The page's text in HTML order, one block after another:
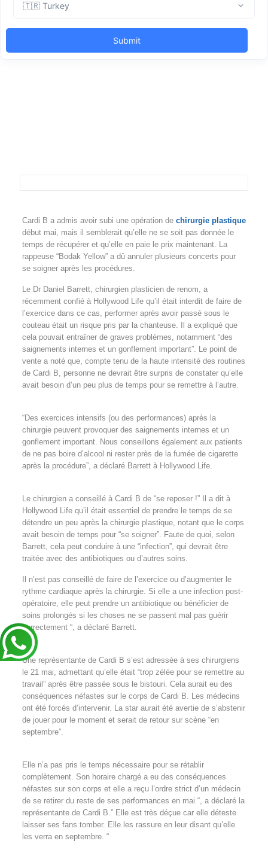
Cardi B a admis avoir subi une opération de chirurgie plastique
début mai, mais il semblerait qu’elle ne se soit pas donnée le
temps de récupérer et qu’elle en paie le prix maintenant. La
rappeuse “Bodak Yellow” a dû annuler plusieurs concerts pour
se soigner après les procédures.
Le Dr Daniel Barrett, chirurgien plasticien de renom, a
récemment confié à Hollywood Life qu’il était interdit de faire de
l’exercice dans ce cas, performer après avoir passé sous le
couteau était un risque pris par la chanteuse. Il a expliqué que
cela pouvait entraîner de graves problèmes, notamment “des
saignements internes et un gonflement important”. Le point de
vente a noté que, compte tenu de la haute intensité des routines
de Cardi B, personne ne devrait être surpris de constater qu’elle
avait besoin d’un peu plus de temps pour se remettre à l’autre.
“Des exercices intensifs (ou des performances) après la
chirurgie peuvent provoquer des saignements internes et un
gonflement important. Nous conseillons également aux patients
de ne pas boire d’alcool ni rester près de la fumée de cigarette
après la procédure”, a déclaré Barrett à Hollywood Life.
Le chirurgien a conseillé à Cardi B de “se reposer !” Il a dit à
Hollywood Life qu’il était essentiel de prendre le temps de se
détendre un peu après la chirurgie plastique, notant que le corps
avait besoin de temps pour “se soigner”. Faute de quoi, selon
Barrett, cela peut conduire à une “infection”, qui devrait être
traitée avec des antibiotiques ou d’autres soins.
Il n’est pas conseillé de faire de l’exercice ou d’augmenter le
rythme cardiaque après la chirurgie. Si elle a une infection post-
opératoire, elle peut prendre un antibiotique ou bénéficier de
soins prolongés si les choses ne se passent mal pas guérir
correctement “, a déclaré Barrett.
Une représentante de Cardi B s’est adressée à ses chirurgiens
le 21 mai, admettant qu’elle était “trop ​​zélée pour se remettre au
travail” après être passée sous le bistouri. Cela aurait eu des
conséquences néfastes sur le corps de Cardi B. Les médecins
ont été forcés d’intervenir. La star aurait été avertie de s’abstenir
de jouer pour le moment et serait de retour sur scène “en
septembre”.
Elle n’a pas pris le temps nécessaire pour se rétablir
complètement. Son horaire chargé a eu des conséquences
néfastes sur son corps et elle a reçu l’ordre strict d’un médecin
de se retirer du reste de ses performances en mai “, a déclaré la
représentante de Cardi B.” Elle est très déçue car elle déteste
laisser ses fans tomber. Elle les rassure en leur disant qu’elle
les verra en septembre. “